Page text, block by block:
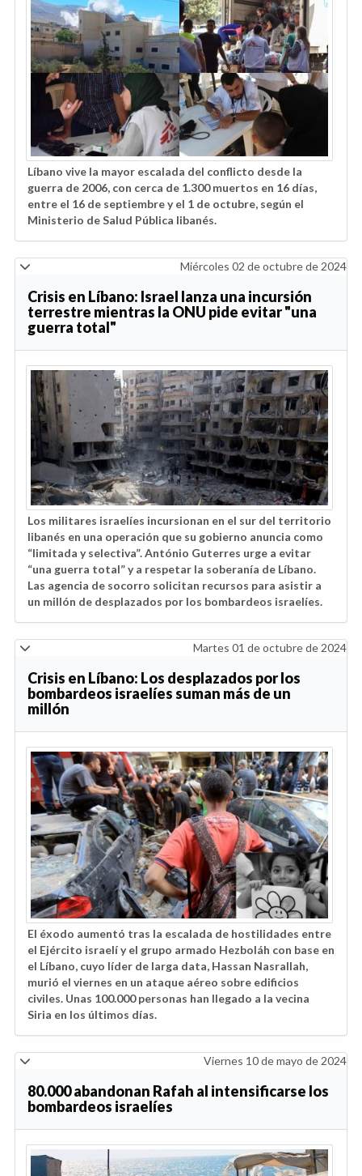
Líbano vive la mayor escalada del conflicto desde la
guerra de 2006, con cerca de 1.300 muertos en 16 días,
entre el 16 de septiembre y el 1 de octubre, según el
Ministerio de Salud Pública libanés.
Miércoles 02 de octubre de 2024
Crisis en Líbano: Israel lanza una incursión
terrestre mientras la ONU pide evitar "una
guerra total"
Los militares israelíes incursionan en el sur del territorio
libanés en una operación que su gobierno anuncia como
“limitada y selectiva”. António Guterres urge a evitar
“una guerra total” y a respetar la soberanía de Líbano.
Las agencia de socorro solicitan recursos para asistir a
un millón de desplazados por los bombardeos israelíes.
Martes 01 de octubre de 2024
Crisis en Líbano: Los desplazados por los
bombardeos israelíes suman más de un
millón
El éxodo aumentó tras la escalada de hostilidades entre
el Ejército israelí y el grupo armado Hezboláh con base en
el Líbano, cuyo líder de larga data, Hassan Nasrallah,
murió el viernes en un ataque aéreo sobre edificios
civiles. Unas 100.000 personas han llegado a la vecina
Siria en los últimos días.
Viernes 10 de mayo de 2024
80.000 abandonan Rafah al intensificarse los
bombardeos israelíes